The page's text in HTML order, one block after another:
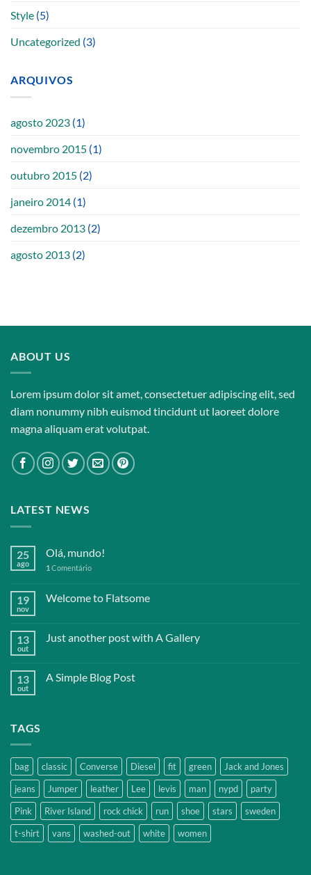
Style (5)
Uncategorized (3)
ARQUIVOS
agosto 2023 (1)
novembro 2015 (1)
outubro 2015 (2)
janeiro 2014 (1)
dezembro 2013 (2)
agosto 2013 (2)
ABOUT US
Lorem ipsum dolor sit amet, consectetuer adipiscing elit, sed
diam nonummy nibh euismod tincidunt ut laoreet dolore
magna aliquam erat volutpat.
LATEST NEWS
25
ago
Olá, mundo!
1 Comentário
19
nov
Welcome to Flatsome
13
out
Just another post with A Gallery
13
out
A Simple Blog Post
TAGS
bag classic Converse Diesel fit green
Jack and Jones
jeans
Jumper leather Lee levis man nypd
party
Pink
River Island rock chick run shoe stars
sweden
t-shirt
vans washed-out white women